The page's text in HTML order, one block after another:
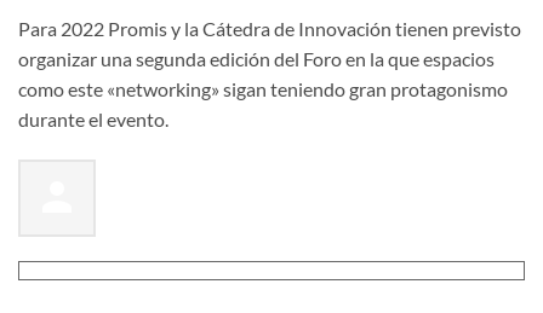
Para 2022 Promis y la Cátedra de Innovación tienen previsto
organizar una segunda edición del Foro en la que espacios
como este «networking» sigan teniendo gran protagonismo
durante el evento.